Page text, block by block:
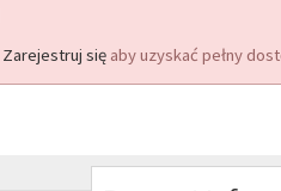
Zarejestruj się aby uzyskać pełny